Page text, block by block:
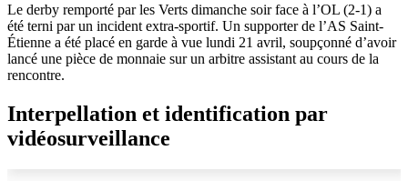
Le derby remporté par les Verts dimanche soir face à l’OL (2-1) a
été terni par un incident extra-sportif. Un supporter de l’AS Saint-
Étienne a été placé en garde à vue lundi 21 avril, soupçonné d’avoir
lancé une pièce de monnaie sur un arbitre assistant au cours de la
rencontre.
Interpellation et identification par
vidéosurveillance